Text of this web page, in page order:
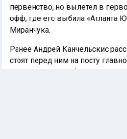
первенство, но вылетел в
офф, где его выбила «Атланта
Миранчука.
Ранее Андрей Канчельскис
стоят перед ним на посту